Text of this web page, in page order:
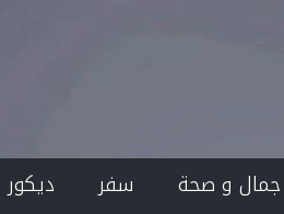
جمال و صحة سفر ديكور